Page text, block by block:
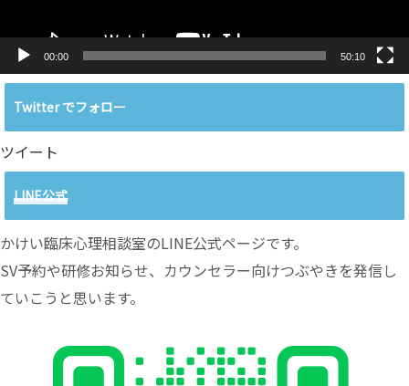
00:00 50:10
Twitter でフォロー
ツイート
LINE公式
かけい臨床心理相談室のLINE公式ページです。
SV予約や研修お知らせ、カウンセラー向けつぶやきを発信し
ていこうと思います。